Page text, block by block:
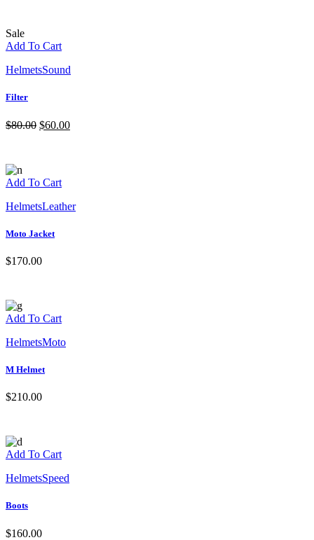
Sale
Add To Cart
HelmetsSound
Filter
$80.00 $60.00
Add To Cart
HelmetsLeather
Moto Jacket
$170.00
Add To Cart
HelmetsMoto
M Helmet
$210.00
Add To Cart
HelmetsSpeed
Boots
$160.00